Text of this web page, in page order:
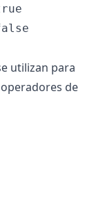
utilizan para
de